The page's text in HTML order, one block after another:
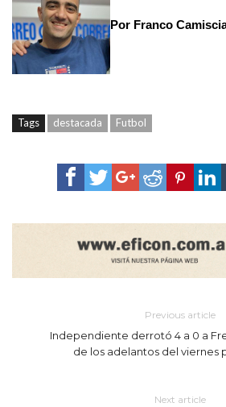
Por Franco
Tags destacada Futbol
Previous article
Independiente derrotó 4 a 0 a
de los adelantos del viernes
Next article